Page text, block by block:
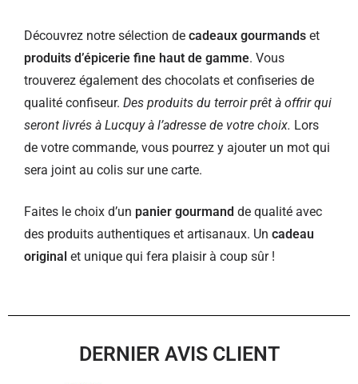
Découvrez notre sélection de cadeaux gourmands et
produits d’épicerie fine haut de gamme. Vous
trouverez également des chocolats et confiseries de
qualité confiseur. Des produits du terroir prêt à offrir qui
seront livrés à Lucquy à l’adresse de votre choix. Lors
de votre commande, vous pourrez y ajouter un mot qui
sera joint au colis sur une carte.
Faites le choix d’un panier gourmand de qualité avec
des produits authentiques et artisanaux. Un cadeau
original et unique qui fera plaisir à coup sûr !
DERNIER AVIS CLIENT